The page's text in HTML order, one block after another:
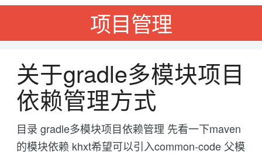
项目管理
关于gradle多模块项目
依赖管理方式
目录 gradle多模块项目依赖管理 先看一下maven
的模块依赖 khxt希望可以引入common-code 父模